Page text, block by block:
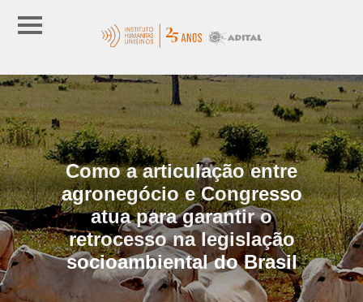
Como a articulação entre
agronegócio e Congresso
atua para garantir o
retrocesso na legislação
socioambiental do Brasil